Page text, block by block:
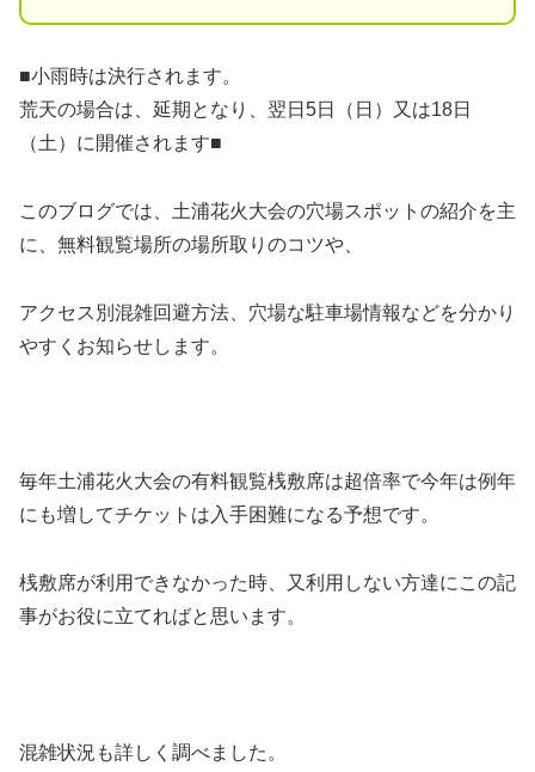
■小雨時は決行されます。
荒天の場合は、延期となり、翌日5日（日）又は18日
（土）に開催されます■
このブログでは、土浦花火大会の穴場スポットの紹介を主
に、無料観覧場所の場所取りのコツや、
アクセス別混雑回避方法、穴場な駐車場情報などを分かり
やすくお知らせします。
毎年土浦花火大会の有料観覧桟敷席は超倍率で今年は例年
にも増してチケットは入手困難になる予想です。
桟敷席が利用できなかった時、又利用しない方達にこの記
事がお役に立てればと思います。
混雑状況も詳しく調べました。